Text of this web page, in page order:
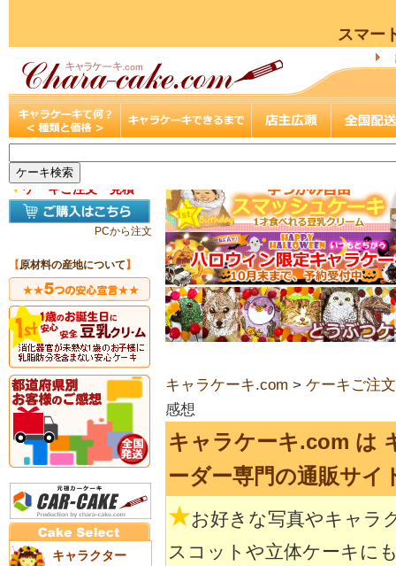
スマー
▼ケーキご注文・見積
PCから注文
【原材料の産地について 】
キャラクター
キャラケーキ.com > ケーキご注
感想
キャラケーキ.com は
ーダー専門の通販サイ
★お好きな写真やキャラ
スコットや立体ケーキに